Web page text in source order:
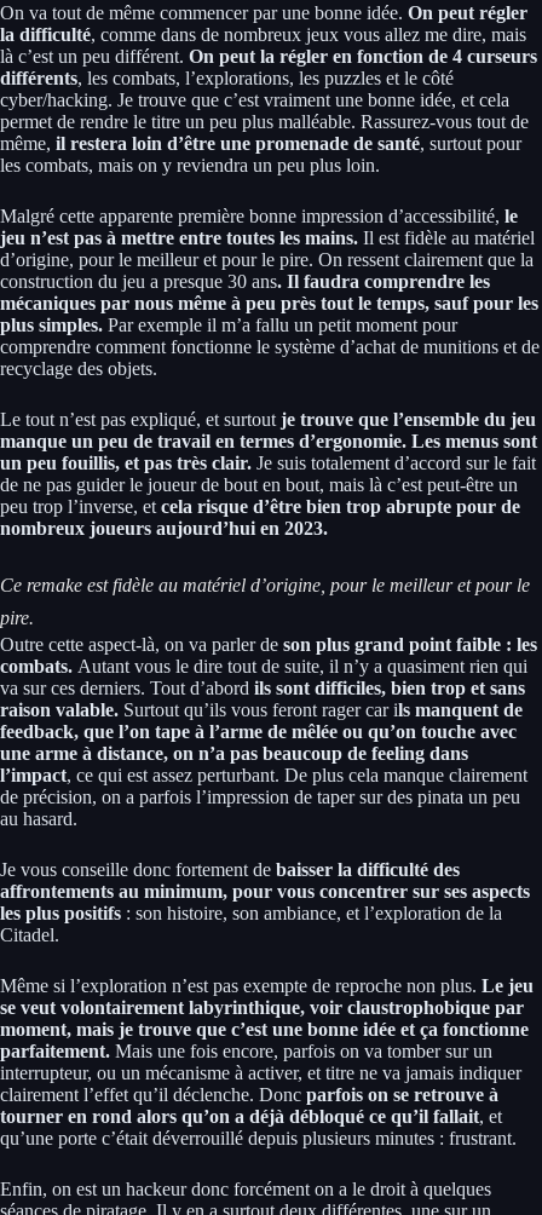
On va tout de même commencer par une bonne idée. On peut régler
la difficulté, comme dans de nombreux jeux vous allez me dire, mais
là c’est un peu différent. On peut la régler en fonction de 4 curseurs
différents, les combats, l’explorations, les puzzles et le côté
cyber/hacking. Je trouve que c’est vraiment une bonne idée, et cela
permet de rendre le titre un peu plus malléable. Rassurez-vous tout de
même, il restera loin d’être une promenade de santé, surtout pour
les combats, mais on y reviendra un peu plus loin.
Malgré cette apparente première bonne impression d’accessibilité, le
jeu n’est pas à mettre entre toutes les mains. Il est fidèle au matériel
d’origine, pour le meilleur et pour le pire. On ressent clairement que la
construction du jeu a presque 30 ans. Il faudra comprendre les
mécaniques par nous même à peu près tout le temps, sauf pour les
plus simples. Par exemple il m’a fallu un petit moment pour
comprendre comment fonctionne le système d’achat de munitions et de
recyclage des objets.
Le tout n’est pas expliqué, et surtout je trouve que l’ensemble du jeu
manque un peu de travail en termes d’ergonomie. Les menus sont
un peu fouillis, et pas très clair. Je suis totalement d’accord sur le fait
de ne pas guider le joueur de bout en bout, mais là c’est peut-être un
peu trop l’inverse, et cela risque d’être bien trop abrupte pour de
nombreux joueurs aujourd’hui en 2023.
Ce remake est fidèle au matériel d’origine, pour le meilleur et pour le
pire.
Outre cette aspect-là, on va parler de son plus grand point faible : les
combats. Autant vous le dire tout de suite, il n’y a quasiment rien qui
va sur ces derniers. Tout d’abord ils sont difficiles, bien trop et sans
raison valable. Surtout qu’ils vous feront rager car ils manquent de
feedback, que l’on tape à l’arme de mêlée ou qu’on touche avec
une arme à distance, on n’a pas beaucoup de feeling dans
l’impact, ce qui est assez perturbant. De plus cela manque clairement
de précision, on a parfois l’impression de taper sur des pinata un peu
au hasard.
Je vous conseille donc fortement de baisser la difficulté des
affrontements au minimum, pour vous concentrer sur ses aspects
les plus positifs : son histoire, son ambiance, et l’exploration de la
Citadel.
Même si l’exploration n’est pas exempte de reproche non plus. Le jeu
se veut volontairement labyrinthique, voir claustrophobique par
moment, mais je trouve que c’est une bonne idée et ça fonctionne
parfaitement. Mais une fois encore, parfois on va tomber sur un
interrupteur, ou un mécanisme à activer, et titre ne va jamais indiquer
clairement l’effet qu’il déclenche. Donc parfois on se retrouve à
tourner en rond alors qu’on a déjà débloqué ce qu’il fallait, et
qu’une porte c’était déverrouillé depuis plusieurs minutes : frustrant.
Enfin, on est un hackeur donc forcément on a le droit à quelques
séances de piratage. Il y en a surtout deux différentes, une sur un